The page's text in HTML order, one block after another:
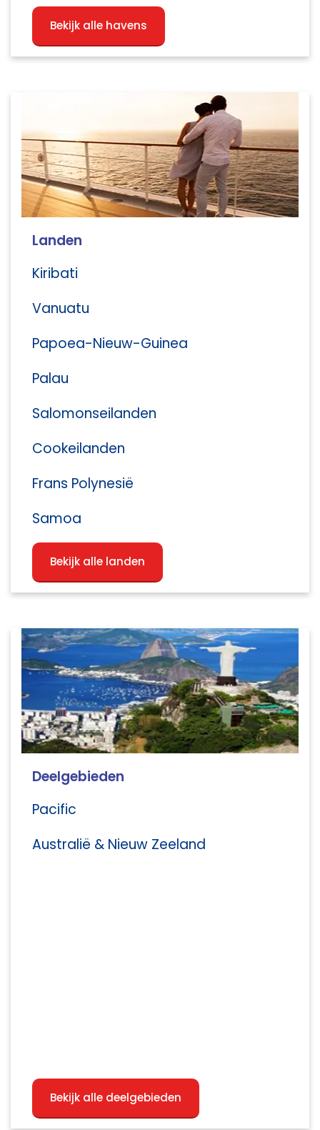
Bekijk alle havens
Landen
Kiribati
Vanuatu
Papoea-Nieuw-Guinea
Palau
Salomonseilanden
Cookeilanden
Frans Polynesië
Samoa
Bekijk alle landen
Deelgebieden
Pacific
Australië & Nieuw Zeeland
Bekijk alle deelgebieden